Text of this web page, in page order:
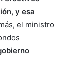
y esa
el ministro